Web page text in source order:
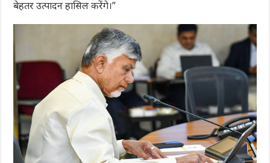
बेहतर उत्पादन हासिल करेंगे।”